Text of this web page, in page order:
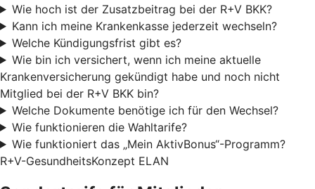
Wie hoch ist der Zusatzbeitrag bei der R+V BKK?
Kann ich meine Krankenkasse jederzeit wechseln?
Welche Kündigungsfrist gibt es?
Wie bin ich versichert, wenn ich meine aktuelle
Krankenversicherung gekündigt habe und noch nicht
Mitglied bei der R+V BKK bin?
Welche Dokumente benötige ich für den Wechsel?
Wie funktionieren die Wahltarife?
Wie funktioniert das „Mein AktivBonus“-Programm?
R+V-GesundheitsKonzept ELAN